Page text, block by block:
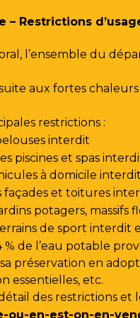
– Restrictions
l’ensemble du
aux fortes
restrictions :
interdit
piscines et spas
à domicile interdit
façades et toitures
potagers,
de sport interdit
% de l’eau potable
préservation en
essentielles, etc.
des restrictions et
ou-en-est-on-en-